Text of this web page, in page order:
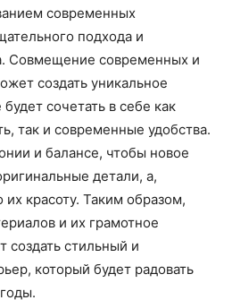
современных
подхода и
Совмещение современных и
создать уникальное
сочетать в себе как
так и современные удобства.
и балансе, чтобы новое
детали, а,
их красоту. Таким образом,
и их грамотное
создать стильный и
который будет радовать